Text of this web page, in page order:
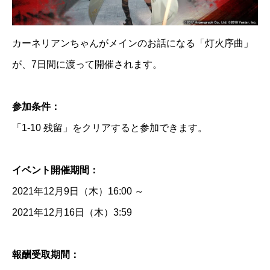
カーネリアンちゃんがメインのお話になる「灯火序曲」
が、7日間に渡って開催されます。
参加条件：
「1-10 残留」をクリアすると参加できます。
イベント開催期間：
2021年12月9日（木）16:00 ～
2021年12月16日（木）3:59
報酬受取期間：